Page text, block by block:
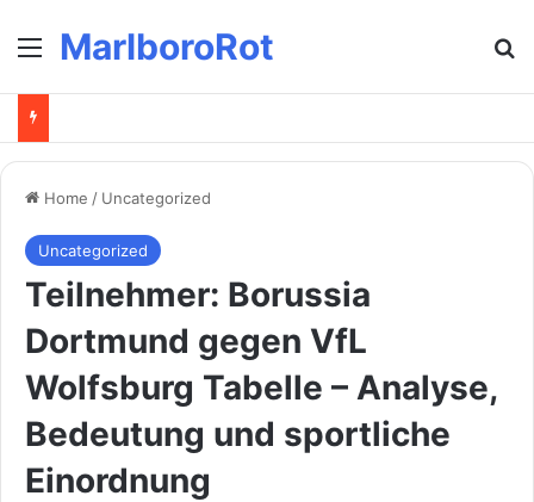
MenuMarlboroRot
Home / Uncategorized
Uncategorized
Teilnehmer: Borussia
Dortmund gegen VfL
Wolfsburg Tabelle – Analyse,
Bedeutung und sportliche
Einordnung